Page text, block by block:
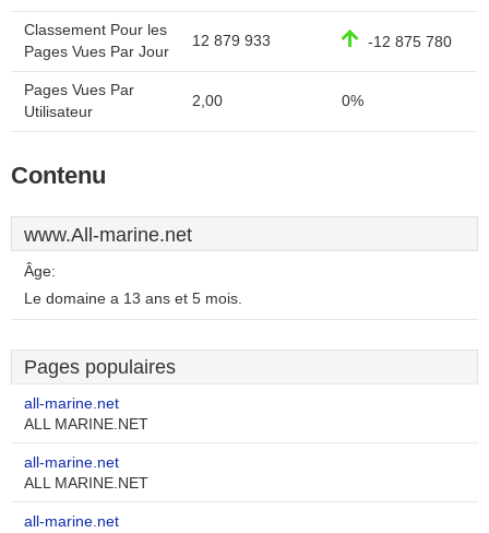
Classement Pour les
Pages Vues Par Jour
12 879 933 -12 875 780
Pages Vues Par
Utilisateur
2,00 0%
Contenu
www.All-marine.net
Âge:
Le domaine a 13 ans et 5 mois.
Pages populaires
all-marine.net
ALL MARINE.NET
all-marine.net
ALL MARINE.NET
all-marine.net